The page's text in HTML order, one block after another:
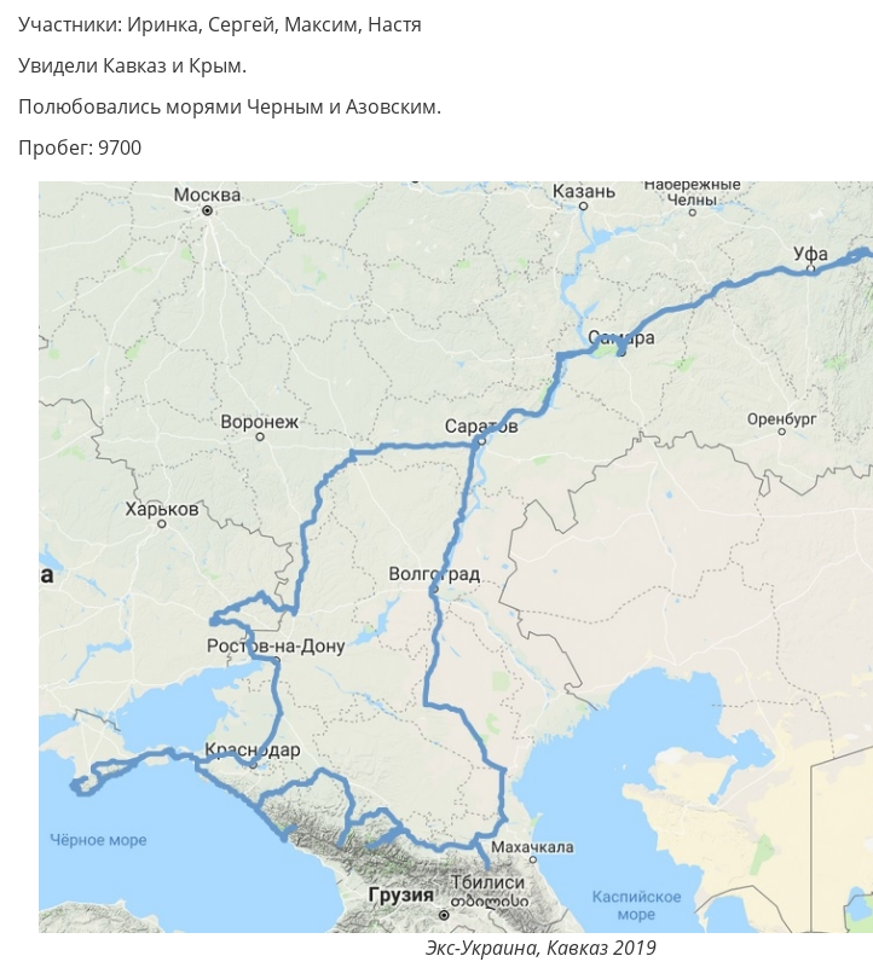
Участники: Иринка, Сергей, Максим, Настя
Увидели Кавказ и Крым.
Полюбовались морями Черным и Азовским.
Пробег: 9700
Экс-Украина, Кавказ 2019